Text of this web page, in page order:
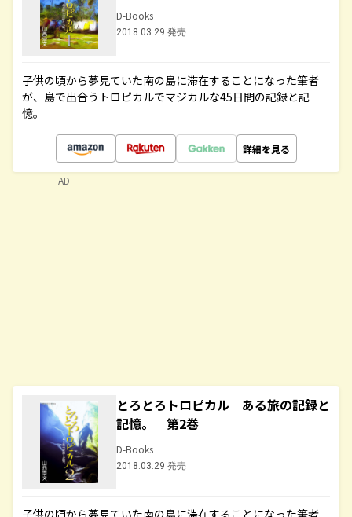
D-Books
2018.03.29 発売
子供の頃から夢見ていた南の島に滞在することになった筆者
が、島で出合うトロピカルでマジカルな45日間の記録と記
憶。
詳細を見る
とろとろトロピカル ある旅の記録と
記憶。 第2巻
D-Books
2018.03.29 発売
子供の頃から夢見ていた南の島に滞在することになった筆者
AD